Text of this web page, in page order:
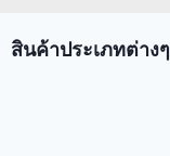
สินค้าประเภทต่างๆ